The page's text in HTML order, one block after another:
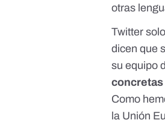
otras
Twitter
dicen que
su equipo
Como
la Unión